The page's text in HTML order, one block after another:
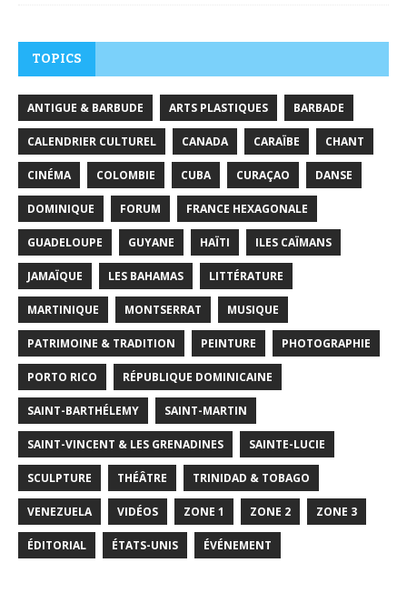
TOPICS
ANTIGUE & BARBUDE ARTS PLASTIQUES BARBADE
CALENDRIER CULTUREL CANADA CARAÏBE CHANT
CINÉMA COLOMBIE CUBA CURAÇAO DANSE
DOMINIQUE FORUM FRANCE HEXAGONALE
GUADELOUPE GUYANE HAÏTI ILES CAÏMANS
JAMAÏQUE LES BAHAMAS LITTÉRATURE
MARTINIQUE MONTSERRAT MUSIQUE
PATRIMOINE & TRADITION PEINTURE PHOTOGRAPHIE
PORTO RICO RÉPUBLIQUE DOMINICAINE
SAINT-BARTHÉLEMY SAINT-MARTIN
SAINT-VINCENT & LES GRENADINES SAINTE-LUCIE
SCULPTURE THÉÂTRE TRINIDAD & TOBAGO
VENEZUELA VIDÉOS ZONE 1 ZONE 2 ZONE 3
ÉDITORIAL ÉTATS-UNIS ÉVÉNEMENT